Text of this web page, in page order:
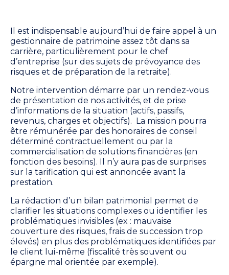
Il est indispensable aujourd’hui de faire appel à un
gestionnaire de patrimoine assez tôt dans sa
carrière, particulièrement pour le chef
d’entreprise (sur des sujets de prévoyance des
risques et de préparation de la retraite).
Notre intervention démarre par un rendez-vous
de présentation de nos activités, et de prise
d’informations de la situation (actifs, passifs,
revenus, charges et objectifs). La mission pourra
être rémunérée par des honoraires de conseil
déterminé contractuellement ou par la
commercialisation de solutions financières (en
fonction des besoins). Il n’y aura pas de surprises
sur la tarification qui est annoncée avant la
prestation.
La rédaction d’un bilan patrimonial permet de
clarifier les situations complexes ou identifier les
problématiques invisibles (ex : mauvaise
couverture des risques, frais de succession trop
élevés) en plus des problématiques identifiées par
le client lui-même (fiscalité très souvent ou
épargne mal orientée par exemple).